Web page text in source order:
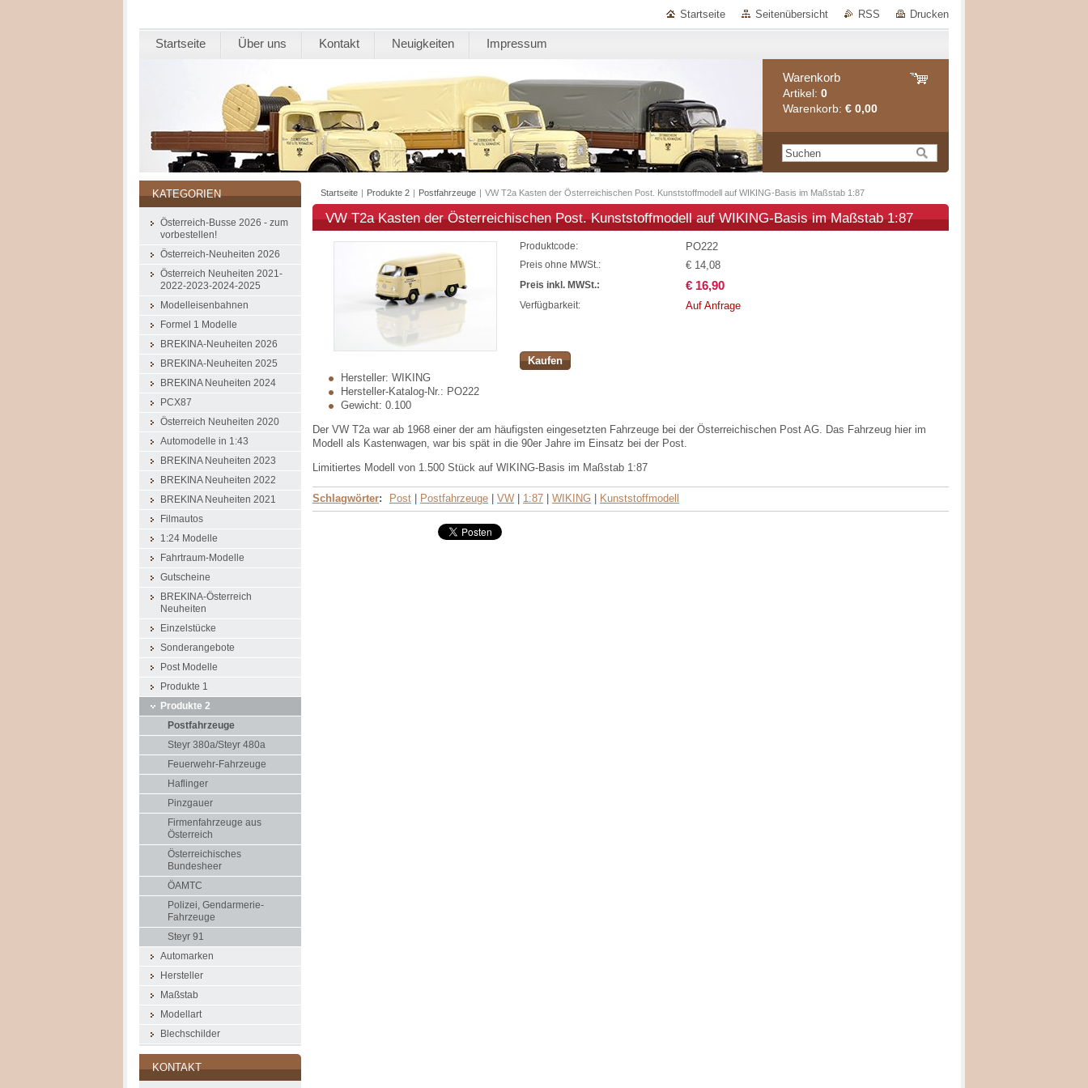
Startseite Seitenübersicht RSS Drucken
Startseite Über uns Kontakt Neuigkeiten Impressum
Warenkorb
Artikel: 0
Warenkorb: € 0,00
Startseite | Produkte 2 | Postfahrzeuge | VW T2a Kasten der Österreichischen Post. Kunststoffmodell auf WIKING-Basis im Maßstab 1:87
VW T2a Kasten der Österreichischen Post. Kunststoffmodell auf WIKING-Basis im Maßstab 1:87
Hersteller: WIKING
Hersteller-Katalog-Nr.: PO222
Gewicht: 0.100
Produktcode: PO222
Preis ohne MWSt.: € 14,08
Preis inkl. MWSt.: € 16,90
Verfügbarkeit: Auf Anfrage
Kaufen
Der VW T2a war ab 1968 einer der am häufigsten eingesetzten Fahrzeuge bei der Österreichischen Post AG. Das Fahrzeug hier im
Modell als Kastenwagen, war bis spät in die 90er Jahre im Einsatz bei der Post.
Limitiertes Modell von 1.500 Stück auf WIKING-Basis im Maßstab 1:87
Schlagwörter: Post | Postfahrzeuge | VW | 1:87 | WIKING | Kunststoffmodell
KATEGORIEN
Österreich-Busse 2026 - zum
vorbestellen!
Österreich-Neuheiten 2026
Österreich Neuheiten 2021-
2022-2023-2024-2025
Modelleisenbahnen
Formel 1 Modelle
BREKINA-Neuheiten 2026
BREKINA-Neuheiten 2025
BREKINA Neuheiten 2024
PCX87
Österreich Neuheiten 2020
Automodelle in 1:43
BREKINA Neuheiten 2023
BREKINA Neuheiten 2022
BREKINA Neuheiten 2021
Filmautos
1:24 Modelle
Fahrtraum-Modelle
Gutscheine
BREKINA-Österreich
Neuheiten
Einzelstücke
Sonderangebote
Post Modelle
Produkte 1
Produkte 2
Postfahrzeuge
Steyr 380a/Steyr 480a
Feuerwehr-Fahrzeuge
Haflinger
Pinzgauer
Firmenfahrzeuge aus
Österreich
Österreichisches
Bundesheer
ÖAMTC
Polizei, Gendarmerie-
Fahrzeuge
Steyr 91
Automarken
Hersteller
Maßstab
Modellart
Blechschilder
KONTAKT